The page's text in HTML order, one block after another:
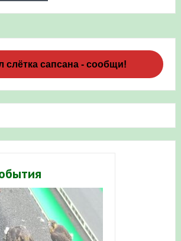
слётка сапсана - сообщи!